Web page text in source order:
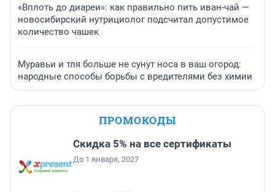
«Вплоть до диареи»: как правильно пить иван-чай —
новосибирский нутрициолог подсчитал допустимое
количество чашек
Муравьи и тля больше не сунут носа в ваш огород:
народные способы борьбы с вредителями без химии
ПРОМОКОДЫ
Скидка 5% на все сертификаты
До 1 января, 2027